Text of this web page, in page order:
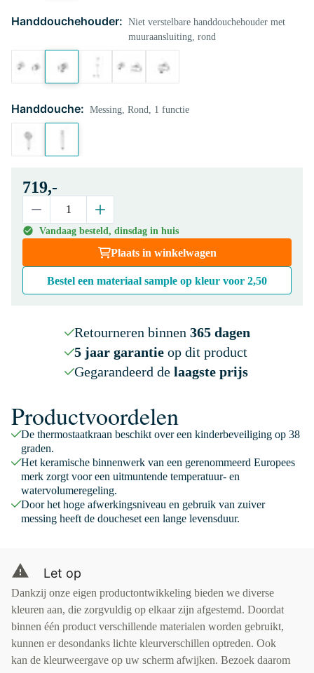
Handdouchehouder: Niet verstelbare handdouchehouder met
muuraansluiting, rond
Handdouche: Messing, Rond, 1 functie
719,-
Vandaag besteld, dinsdag in huis
Plaats in winkelwagen
Bestel een materiaal sample op kleur voor 2,50
Retourneren binnen 365 dagen
5 jaar garantieop dit product
Gegarandeerd de laagste prijs
Productvoordelen
De thermostaatkraan beschikt over een kinderbeveiliging op 38
graden.
Het keramische binnenwerk van een gerenommeerd Europees
merk zorgt voor een uitmuntende temperatuur- en
watervolumeregeling.
Door het hoge afwerkingsniveau en gebruik van zuiver
messing heeft de doucheset een lange levensduur.
Let op
Dankzij onze eigen productontwikkeling bieden we diverse
kleuren aan, die zorgvuldig op elkaar zijn afgestemd. Doordat
binnen één product verschillende materialen worden gebruikt,
kunnen er desondanks lichte kleurverschillen optreden. Ook
kan de kleurweergave op uw scherm afwijken. Bezoek daarom